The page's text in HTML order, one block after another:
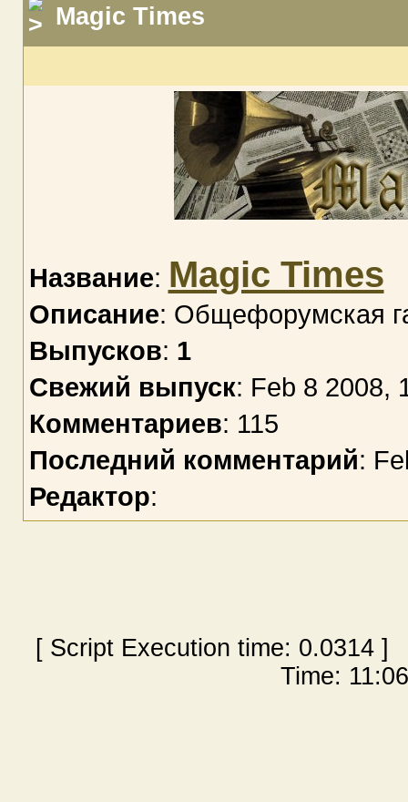
Magic Times
Название: Magic Times
Описание: Общефорумская
Выпусков: 1
Свежий выпуск: Feb 8 2008,
Комментариев: 115
Последний комментарий:
Редактор:
[ Script Execution time: 0.0314] [
Time: